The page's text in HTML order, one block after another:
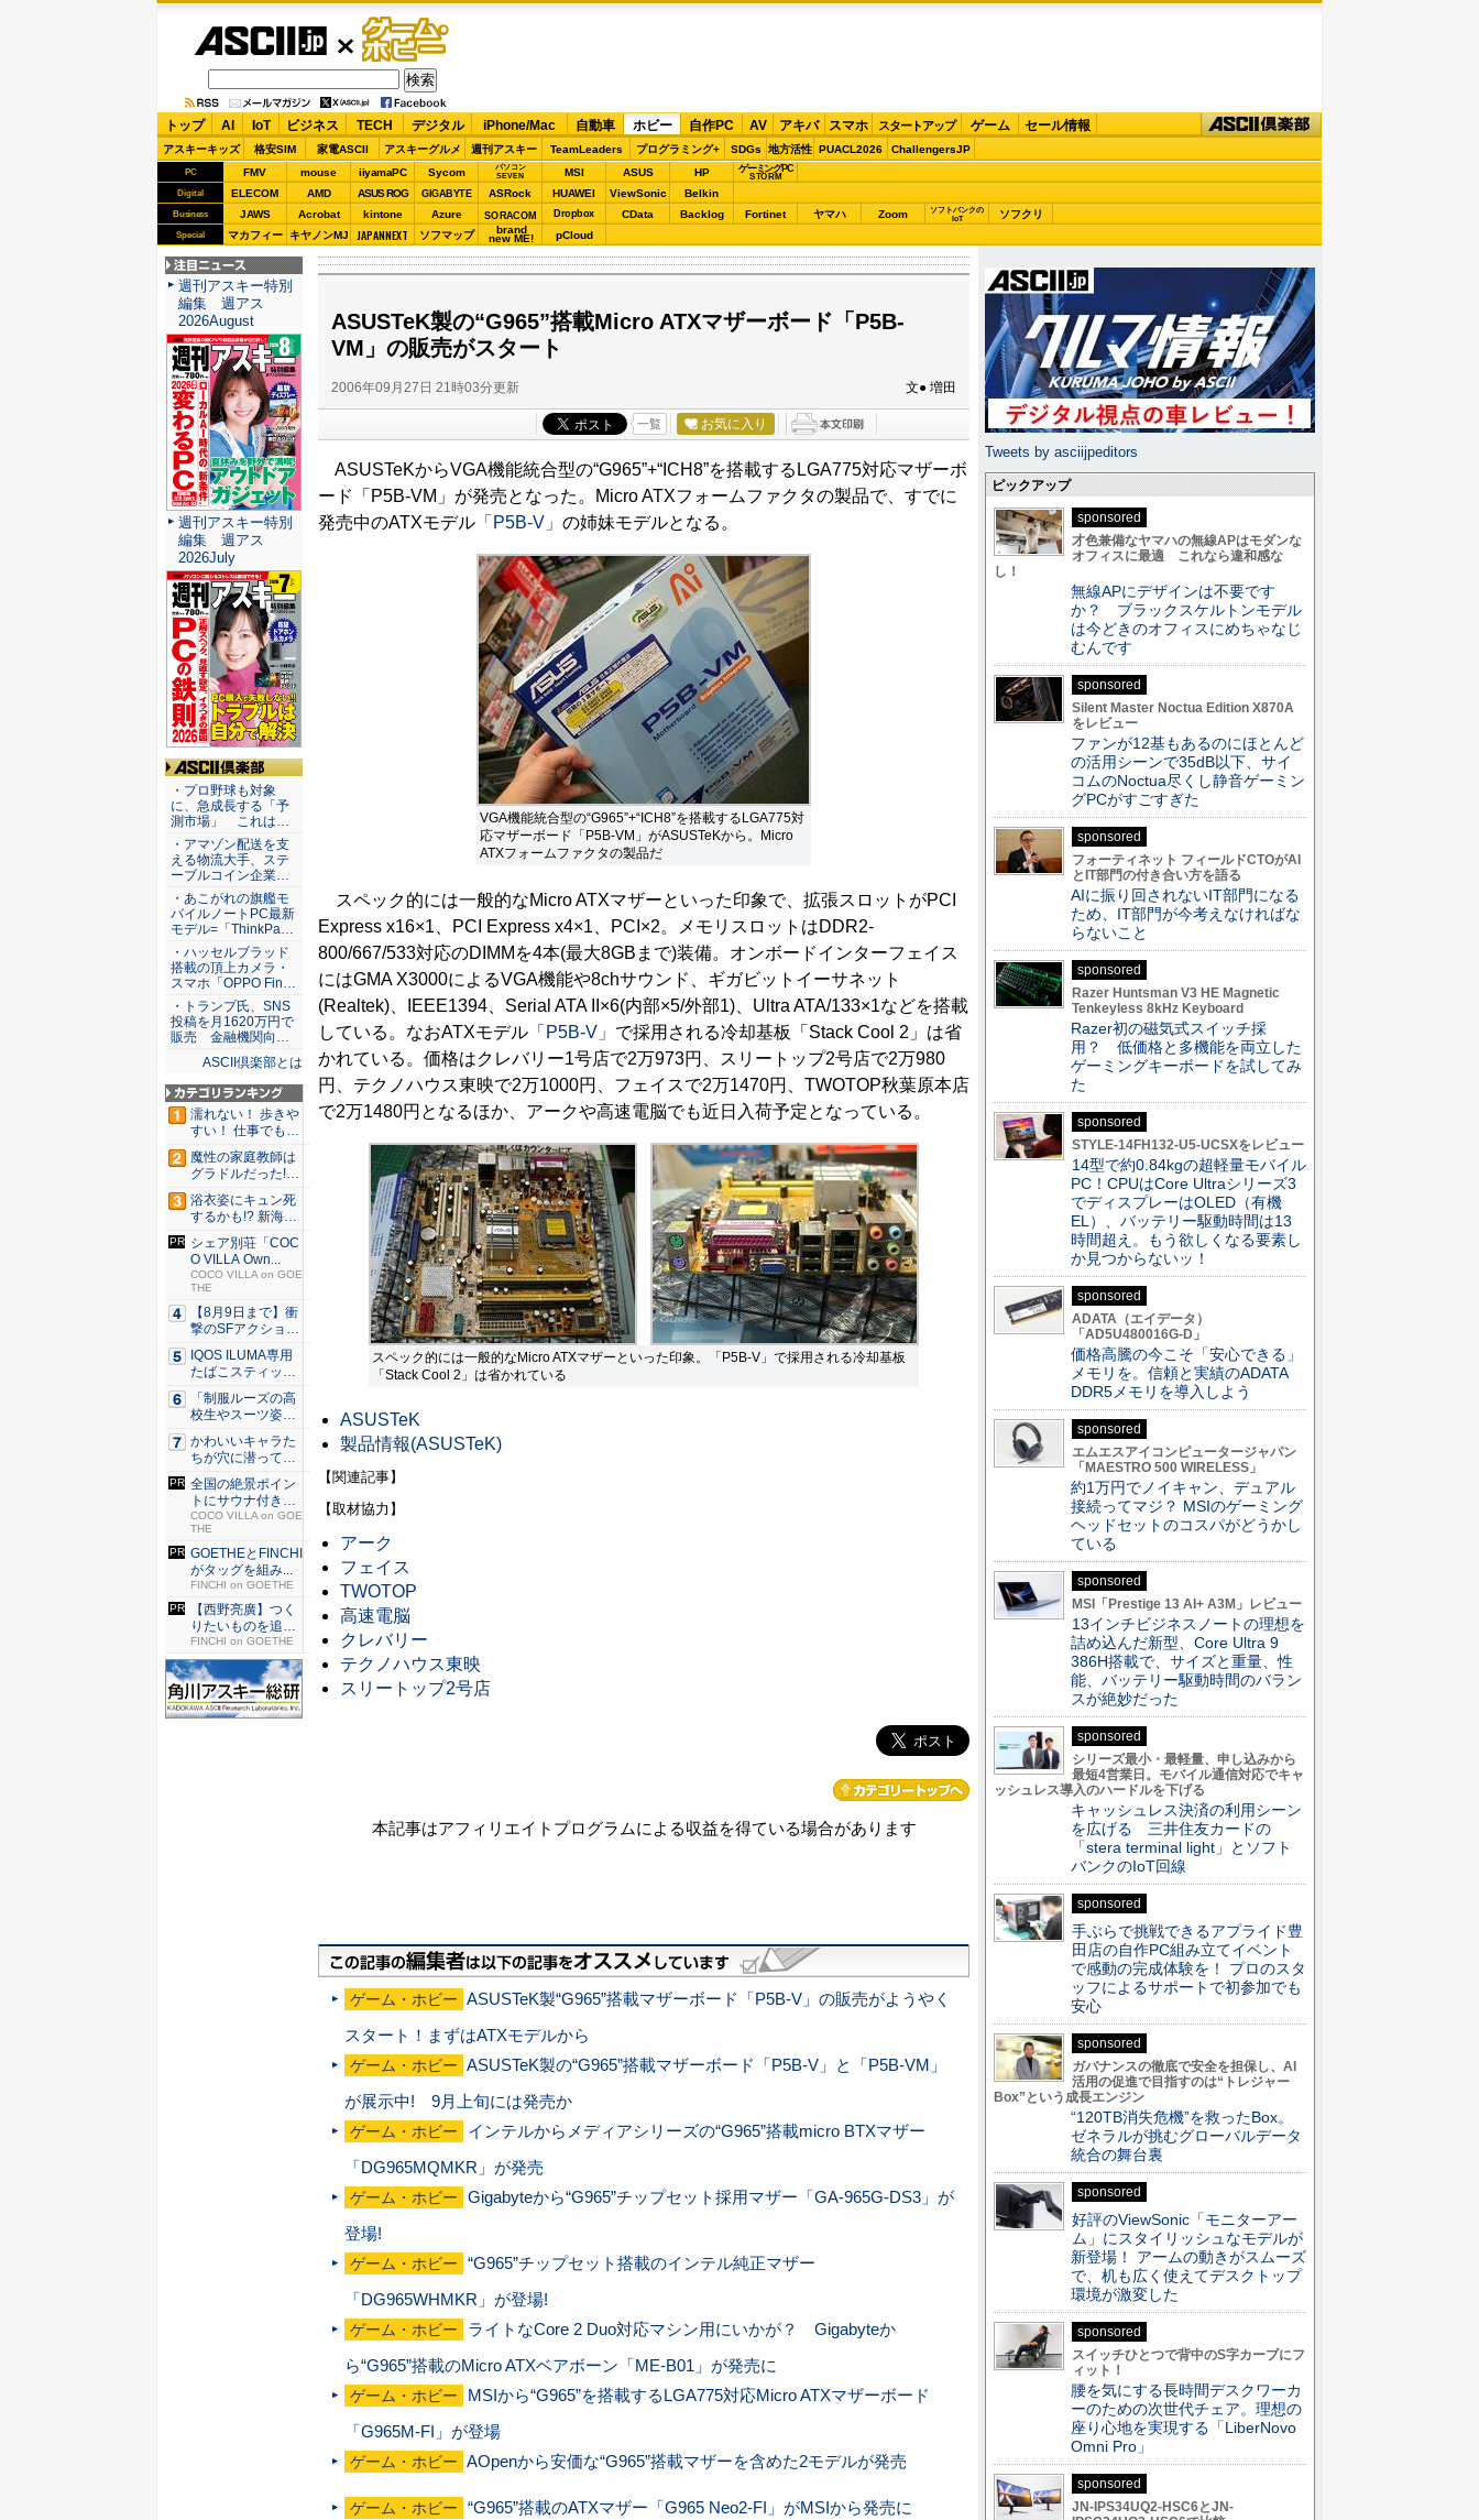
ゲーム・
ホビー
トップ AI IoT ビジネス TECH デジタル iPhone/Mac 自動車 ホビー 自作PC AV アキバ スマホ スタートアップ ゲーム セール情報
アスキーキッズ 格安SIM 家電ASCII アスキーグルメ 週刊アスキー TeamLeaders プログラミング+ SDGs 地方活性 PUACL2026 ChallengersJP
PC FMV mouse iiyamaPC Sycom
パソコン
SEVEN
MSI ASUS HP ゲーミングPC
STORM
Digital ELECOM AMD ASUS ROG GIGABYTE ASRock HUAWEI ViewSonic Belkin
Business JAWS Acrobat kintone Azure SORACOM Dropbox CData Backlog Fortinet ヤマハ Zoom
ソフトバンクの
IoT
ソフクリ
Special マカフィー キヤノンMJ JAPANNEXT ソフマップ brand
new ME! pCloud
ASUSTeK製の“G965”搭載Micro ATXマザーボード「P5B-
VM」の販売がスタート
2006年09月27日 21時03分更新 文● 増田
一覧 お気に入り
ASUSTeKからVGA機能統合型の“G965”+“ICH8”を搭載するLGA775対応マザーボ
ード「P5B-VM」が発売となった。Micro ATXフォームファクタの製品で、すでに
発売中のATXモデル 「P5B-V」 の姉妹モデルとなる。
VGA機能統合型の“G965”+“ICH8”を搭載するLGA775対
応マザーボード「P5B-VM」がASUSTeKから。Micro
ATXフォームファクタの製品だ
スペック的には一般的なMicro ATXマザーといった印象で、拡張スロットがPCI
Express x16×1、PCI Express x4×1、PCI×2。メモリスロットはDDR2-
800/667/533対応のDIMMを4本(最大8GBまで)装備。オンボードインターフェイス
にはGMA X3000によるVGA機能や8chサウンド、ギガビットイーサネット
(Realtek)、IEEE1394、Serial ATA II×6(内部×5/外部1)、Ultra ATA/133×1などを搭載
している。なおATXモデル 「P5B-V」 で採用される冷却基板「Stack Cool 2」は省
かれている。価格はクレバリー1号店で2万973円、スリートップ2号店で2万980
円、テクノハウス東映で2万1000円、フェイスで2万1470円、TWOTOP秋葉原本店
で2万1480円となるほか、アークや高速電脳でも近日入荷予定となっている。
スペック的には一般的なMicro ATXマザーといった印象。「P5B-V」で採用される冷却基板
「Stack Cool 2」は省かれている
ASUSTeK
製品情報(ASUSTeK)
【関連記事】
【取材協力】
アーク
フェイス
TWOTOP
高速電脳
クレバリー
テクノハウス東映
スリートップ2号店
本記事はアフィリエイトプログラムによる収益を得ている場合があります
ゲーム・ホビー ASUSTeK製“G965”搭載マザーボード「P5B-V」の販売がようやく
スタート！まずはATXモデルから
ゲーム・ホビー ASUSTeK製の“G965”搭載マザーボード「P5B-V」と「P5B-VM」
が展示中! 9月上旬には発売か
ゲーム・ホビー
インテルからメディアシリーズの“G965”搭載micro BTXマザー
「DG965MQMKR」が発売
ゲーム・ホビー
Gigabyteから“G965”チップセット採用マザー「GA-965G-DS3」が
登場!
ゲーム・ホビー
“G965”チップセット搭載のインテル純正マザー
「DG965WHMKR」が登場!
ゲーム・ホビー
ライトなCore 2 Duo対応マシン用にいかが？ Gigabyteか
ら“G965”搭載のMicro ATXベアボーン「ME-B01」が発売に
ゲーム・ホビー
MSIから“G965”を搭載するLGA775対応Micro ATXマザーボード
「G965M-FI」が登場
ゲーム・ホビー AOpenから安価な“G965”搭載マザーを含めた2モデルが発売
ゲーム・ホビー “G965”搭載のATXマザー「G965 Neo2-FI」がMSIから発売に
注目ニュース
週刊アスキー特別
編集 週アス
2026August
週刊アスキー特別
編集 週アス
2026July
ASCII倶楽部
・プロ野球も対象
に、急成長する「予
測市場」 これは…
・アマゾン配送を支
える物流大手、ステ
ーブルコイン企業…
・あこがれの旗艦モ
バイルノートPC最新
モデル=「ThinkPa…
・ハッセルブラッド
搭載の頂上カメラ・
スマホ「OPPO Fin…
・トランプ氏、SNS
投稿を月1620万円で
販売 金融機関向…
ASCII倶楽部とは
濡れない！ 歩きや
すい！ 仕事でも履
ける...
魔性の家庭教師は
グラドルだった!?
村雨...
浴衣姿にキュン死
するかも!? 新海ま
きが...
シェア別荘「COC
O VILLA Own...
COCO VILLA on GOE
THE
【8月9日まで】衝
撃のSFアクション
『G...
IQOS ILUMA専用
たばこスティッ
ク...
「制服ルーズの高
校生やスーツ姿の
OLを演...
かわいいキャラた
ちが穴に潜ってひ
どい目に...
全国の絶景ポイン
トにサウナ付きの
シェア別...
COCO VILLA on GOE
THE
GOETHEとFINCHI
がタッグを組み...
FINCHI on GOETHE
【西野亮廣】つく
りたいものを追求
できる環...
FINCHI on GOETHE
Tweets by asciijpeditors
ピックアップ
sponsored
才色兼備なヤマハの無線APはモダンな
オフィスに最適 これなら違和感な
し！
無線APにデザインは不要です
か？ ブラックスケルトンモデル
は今どきのオフィスにめちゃなじ
むんです
sponsored
Silent Master Noctua Edition X870A
をレビュー
ファンが12基もあるのにほとんど
の活用シーンで35dB以下、サイ
コムのNoctua尽くし静音ゲーミン
グPCがすごすぎた
sponsored
フォーティネット フィールドCTOがAI
とIT部門の付き合い方を語る
AIに振り回されないIT部門になる
ため、IT部門が今考えなければな
らないこと
sponsored
Razer Huntsman V3 HE Magnetic
Tenkeyless 8kHz Keyboard
Razer初の磁気式スイッチ採
用？ 低価格と多機能を両立した
ゲーミングキーボードを試してみ
た
sponsored
STYLE-14FH132-U5-UCSXをレビュー
14型で約0.84kgの超軽量モバイル
PC！CPUはCore Ultraシリーズ3
でディスプレーはOLED（有機
EL）、バッテリー駆動時間は13
時間超え。もう欲しくなる要素し
か見つからないッ！
sponsored
ADATA（エイデータ）
「AD5U480016G-D」
価格高騰の今こそ「安心できる」
メモリを。信頼と実績のADATA
DDR5メモリを導入しよう
sponsored
エムエスアイコンピュータージャパン
「MAESTRO 500 WIRELESS」
約1万円でノイキャン、デュアル
接続ってマジ？ MSIのゲーミング
ヘッドセットのコスパがどうかし
ている
sponsored
MSI「Prestige 13 AI+ A3M」レビュー
13インチビジネスノートの理想を
詰め込んだ新型、Core Ultra 9
386H搭載で、サイズと重量、性
能、バッテリー駆動時間のバラン
スが絶妙だった
sponsored
シリーズ最小・最軽量、申し込みから
最短4営業日。モバイル通信対応でキャ
ッシュレス導入のハードルを下げる
キャッシュレス決済の利用シーン
を広げる 三井住友カードの
「stera terminal light」とソフト
バンクのIoT回線
sponsored
手ぶらで挑戦できるアプライド豊
田店の自作PC組み立てイベント
で感動の完成体験を！ プロのスタ
ッフによるサポートで初参加でも
安心
sponsored
ガバナンスの徹底で安全を担保し、AI
活用の促進で目指すのは“トレジャー
Box”という成長エンジン
“120TB消失危機”を救ったBox。
ゼネラルが挑むグローバルデータ
統合の舞台裏
sponsored
好評のViewSonic「モニターアー
ム」にスタイリッシュなモデルが
新登場！ アームの動きがスムーズ
で、机も広く使えてデスクトップ
環境が激変した
sponsored
スイッチひとつで背中のS字カーブにフ
ィット！
腰を気にする長時間デスクワーカ
ーのための次世代チェア。理想の
座り心地を実現する「LiberNovo
Omni Pro」
sponsored
JN-IPS34UQ2-HSC6とJN-